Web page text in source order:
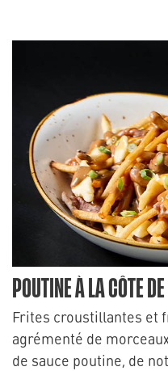
POUTINE À LA CÔTE
Frites croustillantes et
agrémenté de
de sauce poutine, de